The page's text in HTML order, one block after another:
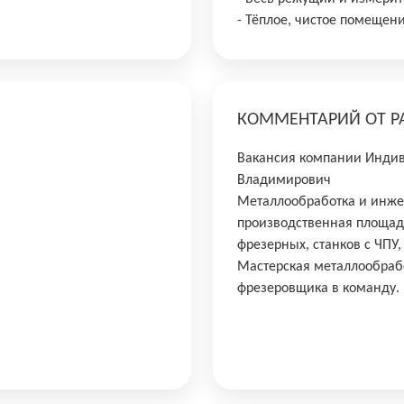
- Тёплое, чистое
КОММЕНТАРИЙ ОТ
Вакансия компании
Владимирович
Металлообработка и
производственная
фрезерных, станков с
Мастерская
фрезеровщика в команду.